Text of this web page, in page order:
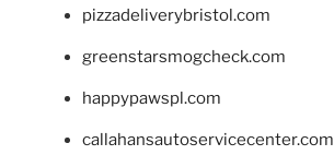
pizzadeliverybristol.com
greenstarsmogcheck.com
happypawspl.com
callahansautoservicecenter.com